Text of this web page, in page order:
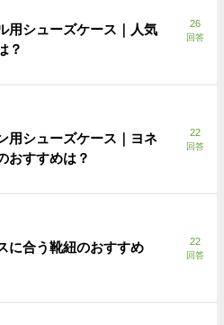
用シューズケース｜人気
？
26
回答
用シューズケース｜ヨネ
おすすめは？
22
回答
に合う靴紐のおすすめ
22
回答